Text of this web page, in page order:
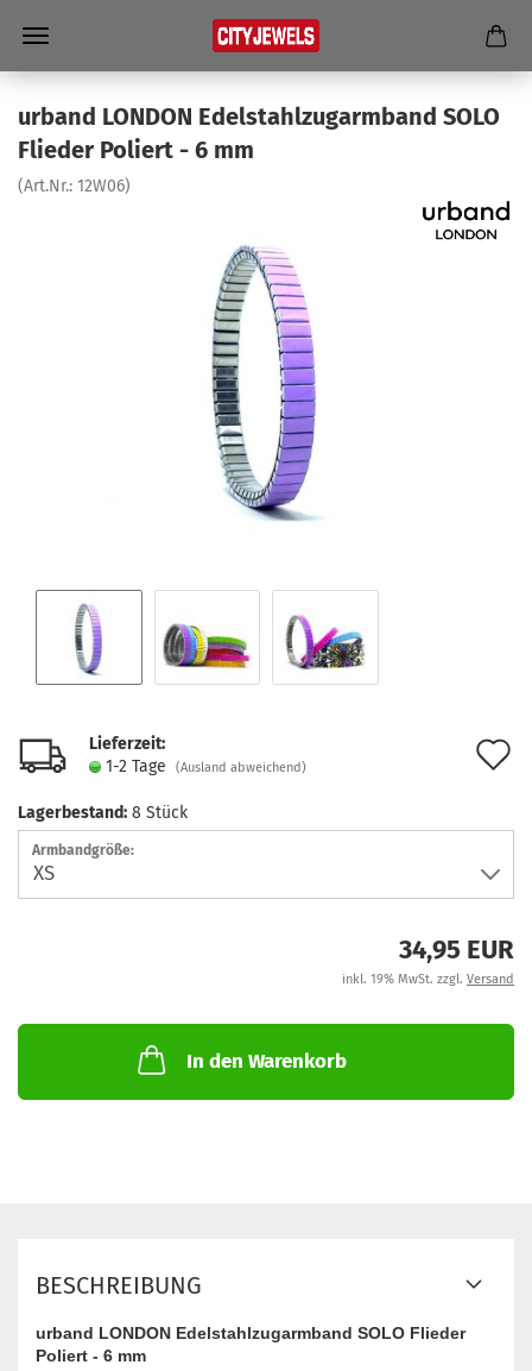
ur­band LON­DON Edel­stahl­zug­arm­band SOLO
Flie­der Po­liert - 6 mm
(Art.Nr.: 12W06)
Lieferzeit:
1-2 Tage
(Ausland abweichend)
Lagerbestand: 8 Stück
Armbandgröße:
34,95 EUR
inkl. 19% MwSt. zzgl. Versand
In den Warenkorb
BESCHREIBUNG
urband LONDON Edelstahlzugarmband SOLO Flieder
Poliert - 6 mm